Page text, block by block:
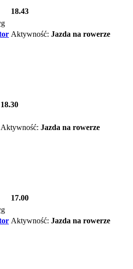
18.43
Aktywność: Jazda na rowerze
18.30
Aktywność: Jazda na rowerze
17.00
Aktywność: Jazda na rowerze